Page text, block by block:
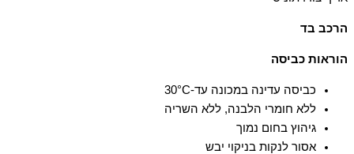
הרכב בד
הוראות כביסה
כביסה עדינה במכונה עד-30°C
ללא חומרי הלבנה, ללא השריה
גיהוץ בחום נמוך
אסור לנקות בניקוי יבש